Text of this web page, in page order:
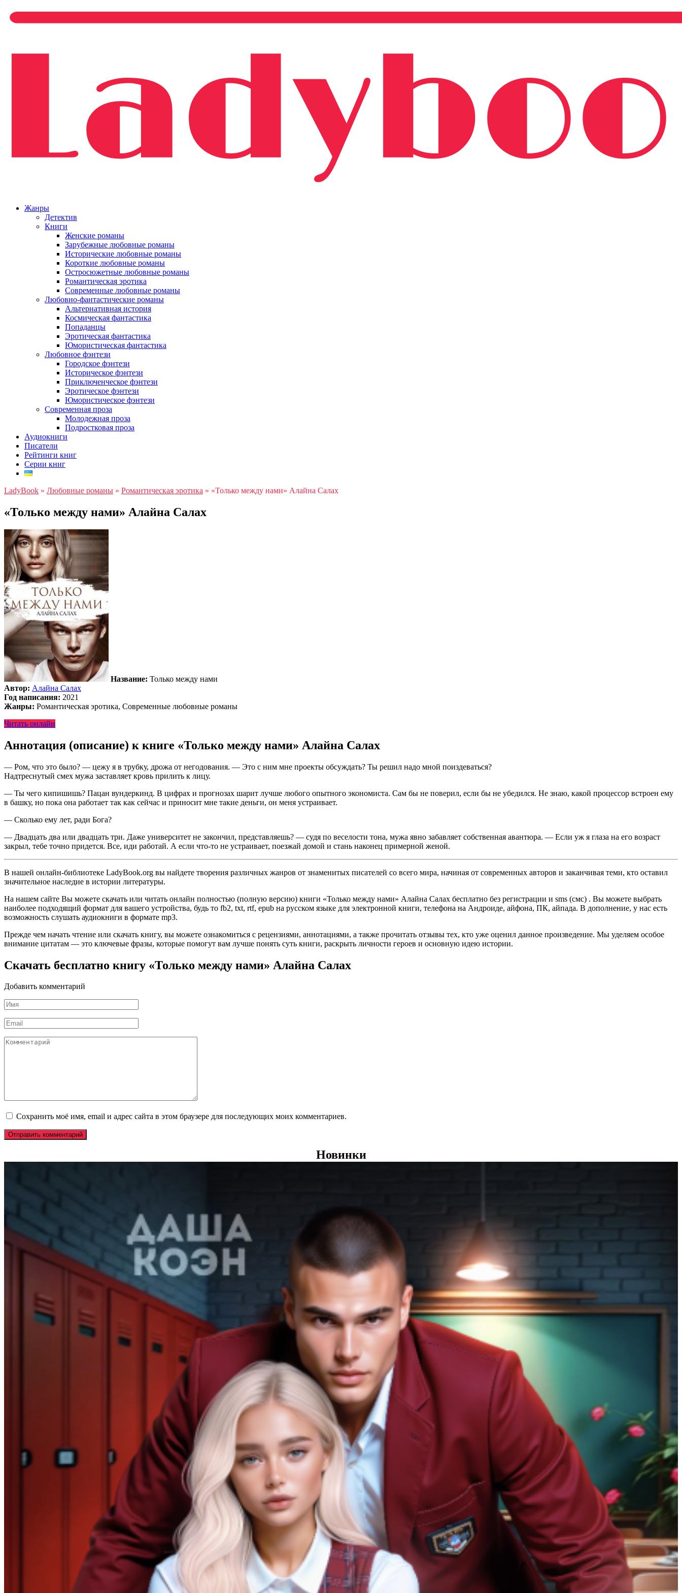
Жанры
Детектив
Книги
Женские романы
Зарубежные любовные романы
Исторические любовные романы
Короткие любовные романы
Остросюжетные любовные романы
Романтическая эротика
Современные любовные романы
Любовно-фантастические романы
Альтернативная история
Космическая фантастика
Попаданцы
Эротическая фантастика
Юмористическая фантастика
Любовное фэнтези
Городское фэнтези
Историческое фэнтези
Приключенческое фэнтези
Эротическое фэнтези
Юмористическое фэнтези
Современная проза
Молодежная проза
Подростковая проза
Аудиокниги
Писатели
Рейтинги книг
Серии книг
LadyBook » Любовные романы » Романтическая эротика » «Только между нами» Алайна Салах
«Только между нами» Алайна Салах
Название: Только между нами
Автор: Алайна Салах
Год написания: 2021
Жанры: Романтическая эротика, Современные любовные романы
Читать онлайн
Аннотация (описание) к книге «Только между нами» Алайна Салах
— Ром, что это было? — цежу я в трубку, дрожа от негодования. — Это с ним мне проекты обсуждать? Ты решил надо мной поиздеваться?
Надтреснутый смех мужа заставляет кровь прилить к лицу.
— Ты чего кипишишь? Пацан вундеркинд. В цифрах и прогнозах шарит лучше любого опытного экономиста. Сам бы не поверил, если бы не убедился. Не знаю, какой процессор встроен ему
в башку, но пока она работает так как сейчас и приносит мне такие деньги, он меня устраивает.
— Сколько ему лет, ради Бога?
— Двадцать два или двадцать три. Даже университет не закончил, представляешь? — судя по веселости тона, мужа явно забавляет собственная авантюра. — Если уж я глаза на его возраст
закрыл, тебе точно придется. Все, иди работай. А если что-то не устраивает, поезжай домой и стань наконец примерной женой.
В нашей онлайн-библиотеке LadyBook.org вы найдете творения различных жанров от знаменитых писателей со всего мира, начиная от современных авторов и заканчивая теми, кто оставил
значительное наследие в истории литературы.
На нашем сайте Вы можете скачать или читать онлайн полностью (полную версию) книги «Только между нами» Алайна Салах бесплатно без регистрации и sms (смс) . Вы можете выбрать
наиболее подходящий формат для вашего устройства, будь то fb2, txt, rtf, epub на русском языке для электронной книги, телефона на Андроиде, айфона, ПК, айпада. В дополнение, у нас есть
возможность слушать аудиокниги в формате mp3.
Прежде чем начать чтение или скачать книгу, вы можете ознакомиться с рецензиями, аннотациями, а также прочитать отзывы тех, кто уже оценил данное произведение. Мы уделяем особое
внимание цитатам — это ключевые фразы, которые помогут вам лучше понять суть книги, раскрыть личности героев и основную идею истории.
Скачать бесплатно книгу «Только между нами» Алайна Салах
Добавить комментарий
Имя
*
Email
*
Комментарий
Сохранить моё имя, email и адрес сайта в этом браузере для последующих моих комментариев.
Новинки